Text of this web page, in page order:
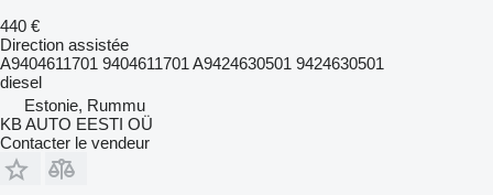
440 €
Direction assistée
A9404611701 9404611701 A9424630501 9424630501
diesel
Estonie, Rummu
KB AUTO EESTI OÜ
Contacter le vendeur